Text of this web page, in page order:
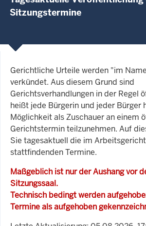
Sitzungstermine
Gerichtliche Urteile werden "im
verkündet. Aus diesem Grund sind
Gerichtsverhandlungen in der Regel
heißt jede Bürgerin und jeder Bürger
Möglichkeit als Zuschauer an einem
Gerichtstermin teilzunehmen. Auf
Sie tagesaktuell die im
stattfindenden Termine.
Maßgeblich ist nur der Aushang vor
Sitzungssaal.
Technisch bedingt werden
Termine als aufgehoben